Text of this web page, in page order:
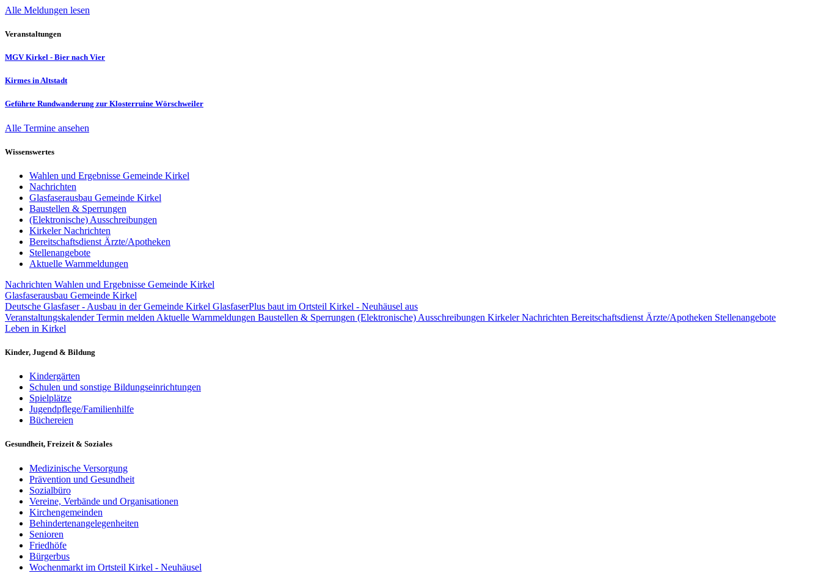
Alle Meldungen lesen
Veranstaltungen
MGV Kirkel - Bier nach Vier
Kirmes in Altstadt
Geführte Rundwanderung zur Klosterruine Wörschweiler
Alle Termine ansehen
Wissenswertes
Wahlen und Ergebnisse Gemeinde Kirkel
Nachrichten
Glasfaserausbau Gemeinde Kirkel
Baustellen & Sperrungen
(Elektronische) Ausschreibungen
Kirkeler Nachrichten
Bereitschaftsdienst Ärzte/Apotheken
Stellenangebote
Aktuelle Warnmeldungen
Nachrichten Wahlen und Ergebnisse Gemeinde Kirkel
Glasfaserausbau Gemeinde Kirkel
Deutsche Glasfaser - Ausbau in der Gemeinde Kirkel GlasfaserPlus baut im Ortsteil Kirkel - Neuhäusel aus
VeranstaltungskalenderTermin melden Aktuelle Warnmeldungen Baustellen & Sperrungen (Elektronische) Ausschreibungen Kirkeler Nachrichten Bereitschaftsdienst Ärzte/Apotheken Stellenangebote
Leben in Kirkel
Kinder, Jugend & Bildung
Kindergärten
Schulen und sonstige Bildungseinrichtungen
Spielplätze
Jugendpflege/Familienhilfe
Büchereien
Gesundheit, Freizeit & Soziales
Medizinische Versorgung
Prävention und Gesundheit
Sozialbüro
Vereine, Verbände und Organisationen
Kirchengemeinden
Behindertenangelegenheiten
Senioren
Friedhöfe
Bürgerbus
Wochenmarkt im Ortsteil Kirkel - Neuhäusel